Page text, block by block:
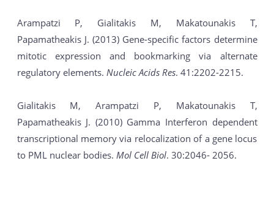
Arampatzi P, Gialitakis M, Makatounakis T,
Papamatheakis J. (2013) Gene-specific factors determine
mitotic expression and bookmarking via alternate
regulatory elements. Nucleic Acids Res. 41:2202-2215.
Gialitakis M, Arampatzi P, Makatounakis T,
Papamatheakis J. (2010) Gamma Interferon dependent
transcriptional memory via relocalization of a gene locus
to PML nuclear bodies. Mol Cell Biol. 30:2046- 2056.